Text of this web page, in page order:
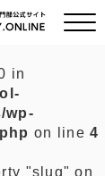
in
wp-
on line4
"slug" on